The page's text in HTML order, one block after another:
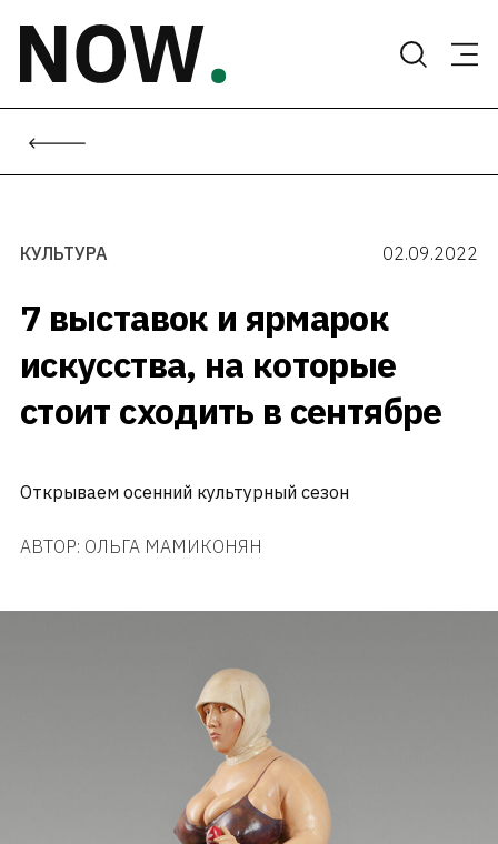
content
КУЛЬТУРА 02.09.2022
7 выставок и ярмарок
искусства, на которые
стоит сходить в сентябре
Открываем осенний культурный сезон
АВТОР: ОЛЬГА МАМИКОНЯН